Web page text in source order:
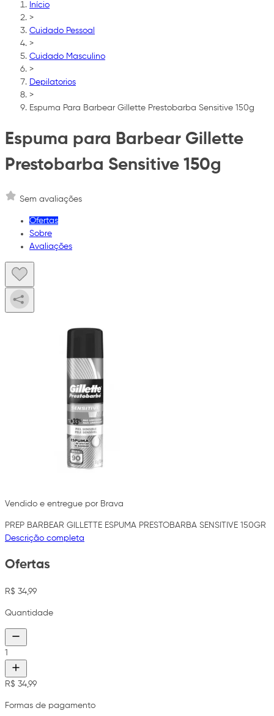
Início
>
Cuidado Pessoal
>
Cuidado Masculino
>
Depilatorios
>
Espuma Para Barbear Gillette Prestobarba Sensitive 150g
Espuma para Barbear Gillette
Prestobarba Sensitive 150g
Sem avaliações
Ofertas
Sobre
Avaliações
Vendido e entregue por Brava
PREP BARBEAR GILLETTE ESPUMA PRESTOBARBA SENSITIVE 150GR
Descrição completa
Ofertas
R$ 34,99
Quantidade
1
R$ 34,99
Formas de pagamento